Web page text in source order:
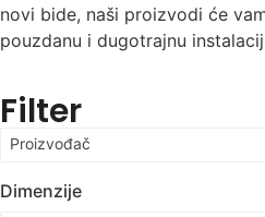
novi bide, naši proizvodi će
pouzdanu i dugotrajnu
Filter
Proizvođač
Dimenzije